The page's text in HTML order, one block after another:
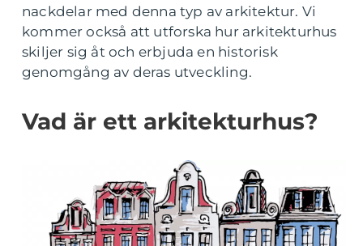
nackdelar med denna typ av arkitektur. Vi
kommer också att utforska hur arkitekturhus
skiljer sig åt och erbjuda en historisk
genomgång av deras utveckling.
Vad är ett arkitekturhus?